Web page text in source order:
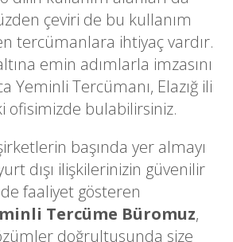
çeviri de bu kullanım
tercümanlara ihtiyaç vardır.
emin adımlarla imzasını
Yeminli Tercümanı, Elazığ ili
ofisimizde bulabilirsiniz.
başında yer almayı
dışı ilişkilerinizin güvenilir
faaliyet gösteren
Tercüme Büromuz,
doğrultusunda size